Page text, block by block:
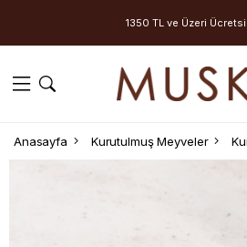
1350 TL ve Üzeri
Anasayfa Kurutulmuş Meyveler